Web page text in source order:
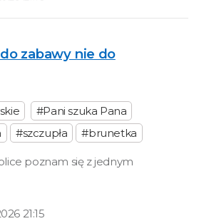
zabawy nie do
#Pani szuka Pana
#szczupła #brunetka
poznam się z jednym
21:15